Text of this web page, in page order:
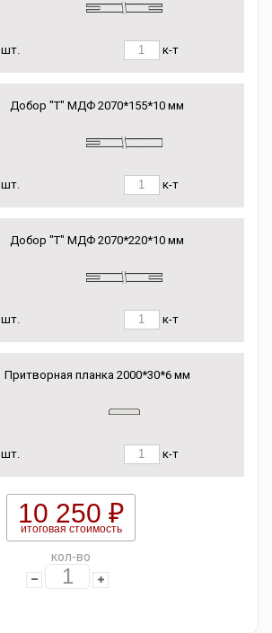
шт. к-т
Добор "Т" МДФ 2070*155*10 мм
шт. к-т
Добор "Т" МДФ 2070*220*10 мм
шт. к-т
Притворная планка 2000*30*6 мм
шт. к-т
10 250 ₽
итоговая стоимость
кол-во